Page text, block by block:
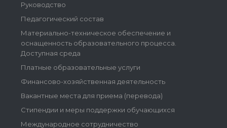
Руководство
Педагогический состав
Материально-техническое обеспечение и
оснащенность образовательного процесса.
Доступная среда
Платные образовательные услуги
Финансово-хозяйственная деятельность
Вакантные места для приема (перевода)
Стипендии и меры поддержки обучающихся
Международное сотрудничество